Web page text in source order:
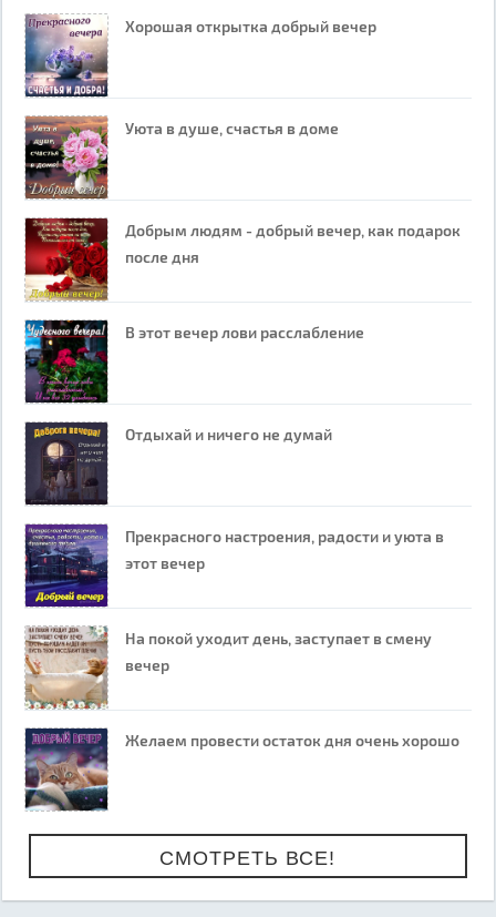
Хорошая открытка добрый вечер
Уюта в душе, счастья в доме
Добрым людям - добрый вечер, как подарок
после дня
В этот вечер лови расслабление
Отдыхай и ничего не думай
Прекрасного настроения, радости и уюта в
этот вечер
На покой уходит день, заступает в смену
вечер
Желаем провести остаток дня очень хорошо
СМОТРЕТЬ ВСЕ!